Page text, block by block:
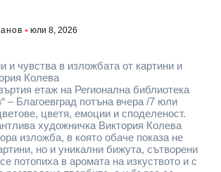
юли 8, 2026
и чувства в изложбата от картини и
Колева
етаж на Регионална библиотека
– Благоевград потъна вчера /7 юли
цветя, емоции и споделеност.
художничка Виктория Колева
изложба, в която обаче показа не
но и уникални бижута, сътворени
потопиха в аромата на изкуството и с